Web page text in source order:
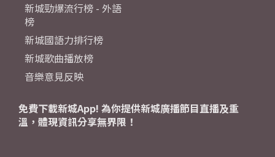
新城勁爆流行榜 - 外語
榜
新城國語力排行榜
新城歌曲播放榜
音樂意見反映
免費下載新城App! 為你提供新城廣播節目直播及重
溫，體現資訊分享無界限！